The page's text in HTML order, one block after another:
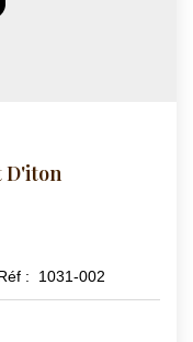
D'iton
: 1031-002